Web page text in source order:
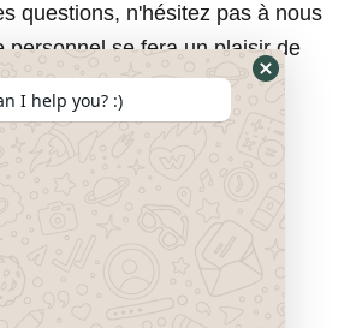
questions, n'hésitez pas à nous
personnel se fera un plaisir de
I help you? :)